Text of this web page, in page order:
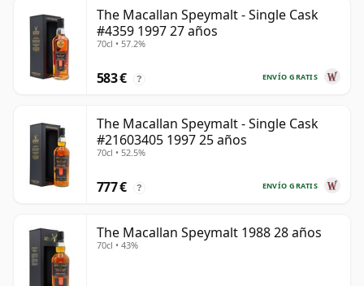
The Macallan Speymalt - Single Cask
#4359 1997 27 años
70cl • 57.2%
ENVÍO GRATIS
583 € ?
The Macallan Speymalt - Single Cask
#21603405 1997 25 años
70cl • 52.5%
ENVÍO GRATIS
777 € ?
The Macallan Speymalt 1988 28 años
70cl • 43%